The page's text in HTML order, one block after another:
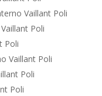
Vaillant Poli
Poli
Poli
Vaillant Poli
Poli
Poli